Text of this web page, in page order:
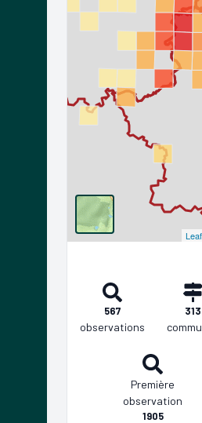
567
observations
313
Première
observation
1905